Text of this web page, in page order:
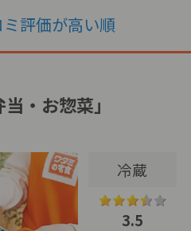
ミ評価が高い順
・お惣菜」
冷蔵
3.5